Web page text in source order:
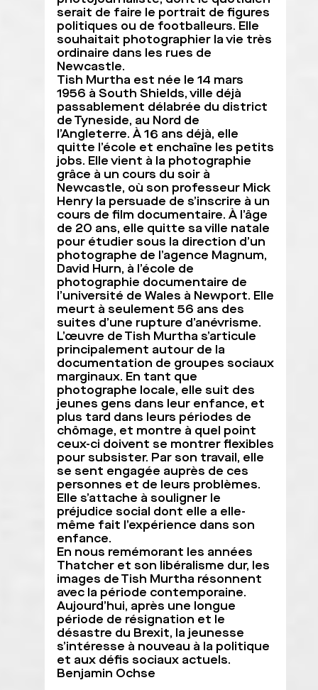
serait de faire le portrait de figures
politiques ou de footballeurs. Elle
souhaitait photographier la vie très
ordinaire dans les rues de
Newcastle.
Tish Murtha est née le 14 mars
1956 à South Shields, ville déjà
passablement délabrée du district
de Tyneside, au Nord de
l’Angleterre. À 16 ans déjà, elle
quitte l’école et enchaîne les petits
jobs. Elle vient à la photographie
grâce à un cours du soir à
Newcastle, où son professeur Mick
Henry la persuade de s’inscrire à un
cours de film documentaire. À l’âge
de 20 ans, elle quitte sa ville natale
pour étudier sous la direction d’un
photographe de l’agence Magnum,
David Hurn, à l’école de
photographie documentaire de
l’université de Wales à Newport. Elle
meurt à seulement 56 ans des
suites d’une rupture d’anévrisme.
L’œuvre de Tish Murtha s’articule
principalement autour de la
documentation de groupes sociaux
marginaux. En tant que
photographe locale, elle suit des
jeunes gens dans leur enfance, et
plus tard dans leurs périodes de
chômage, et montre à quel point
ceux-ci doivent se montrer flexibles
pour subsister. Par son travail, elle
se sent engagée auprès de ces
personnes et de leurs problèmes.
Elle s’attache à souligner le
préjudice social dont elle a elle-
même fait l’expérience dans son
enfance.
En nous remémorant les années
Thatcher et son libéralisme dur, les
images de Tish Murtha résonnent
avec la période contemporaine.
Aujourd’hui, après une longue
période de résignation et le
désastre du Brexit, la jeunesse
s’intéresse à nouveau à la politique
et aux défis sociaux actuels.
Benjamin Ochse